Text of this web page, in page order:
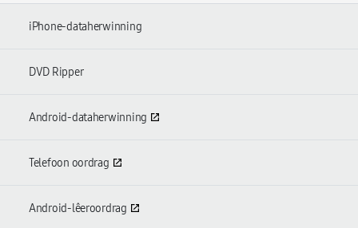
iPhone-dataherwinning
DVD Ripper
Android-dataherwinning
Telefoon oordrag
Android-lêeroordrag